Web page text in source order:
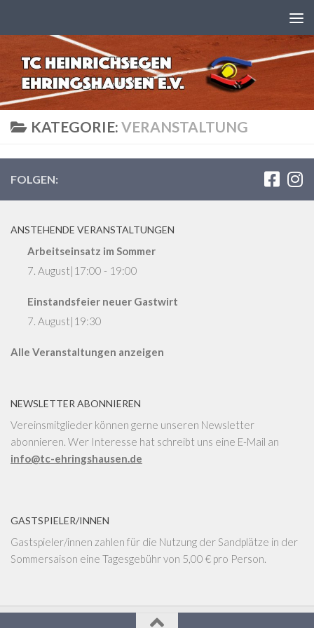
KATEGORIE: VERANSTALTUNG
FOLGEN:
ANSTEHENDE VERANSTALTUNGEN
Arbeitseinsatz im Sommer
7. August|17:00 - 19:00
Einstandsfeier neuer Gastwirt
7. August|19:30
Alle Veranstaltungen anzeigen
NEWSLETTER ABONNIEREN
Vereinsmitglieder können gerne unseren Newsletter
abonnieren. Wer Interesse hat schreibt uns eine E-Mail an
info@tc-ehringshausen.de
GASTSPIELER/INNEN
Gastspieler/innen zahlen für die Nutzung der Sandplätze in der
Sommersaison eine Tagesgebühr von 5,00 € pro Person.